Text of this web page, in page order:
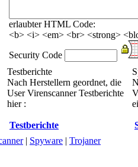
erlaubter HTML Code:
<b> <i> <em> <br> <strong>
Security Code
Testberichte
Nach Herstellern geordnet, die
User Virenscanner Testberichte
hier :
Testberichte
| Spyware | Trojaner